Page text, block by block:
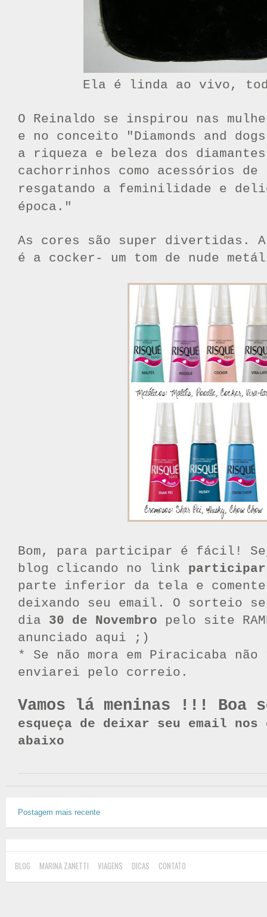
Ela é linda ao vivo,
O Reinaldo se inspirou nas
e no conceito "Diamonds and
a riqueza e beleza dos
cachorrinhos como acessórios de
resgatando a feminilidade e
época."
As cores são super divertidas.
é a cocker- um tom de nude
Bom, para participar é fácil!
blog clicando no link
parte inferior da tela e comente
deixando seu email. O sorteio
dia 30 de Novembro pelo site
anunciado aqui ;)
* Se não mora em Piracicaba não
enviarei pelo correio.
Vamos lá meninas !!!
esqueça de deixar seu email nos
abaixo
Postagem mais recente
BLOG MARINA ZANETTI VIAGENS DICAS CONTATO